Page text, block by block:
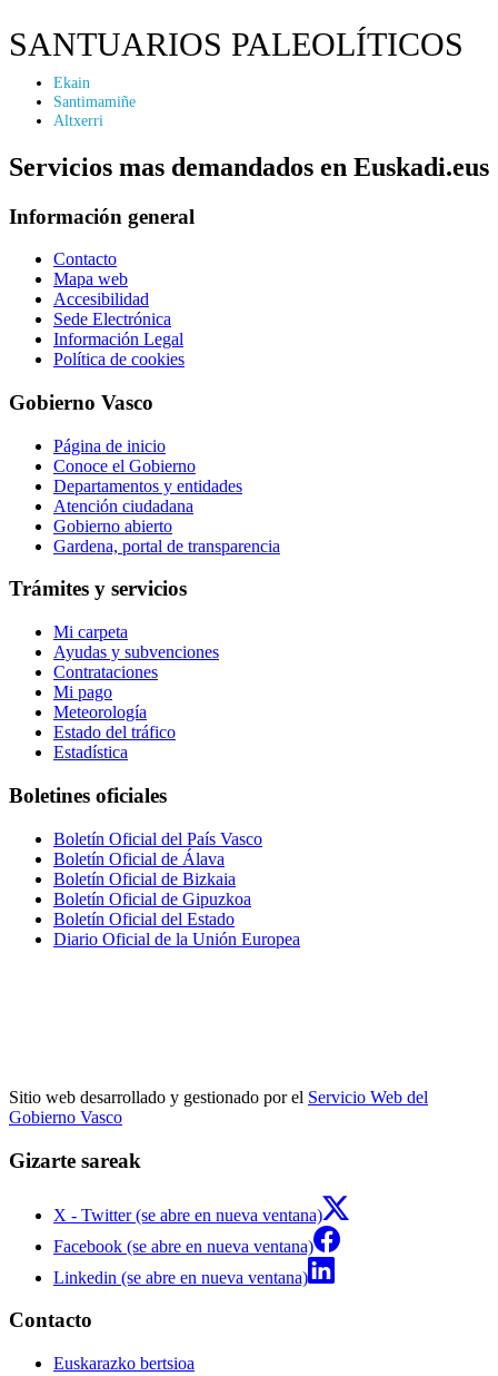
SANTUARIOS PALEOLÍTICOS
Ekain
Santimamiñe
Altxerri
Servicios mas demandados en Euskadi.eus
Información general
Contacto
Mapa web
Accesibilidad
Sede Electrónica
Información Legal
Política de cookies
Gobierno Vasco
Página de inicio
Conoce el Gobierno
Departamentos y entidades
Atención ciudadana
Gobierno abierto
Gardena, portal de transparencia
Trámites y servicios
Mi carpeta
Ayudas y subvenciones
Contrataciones
Mi pago
Meteorología
Estado del tráfico
Estadística
Boletines oficiales
Boletín Oficial del País Vasco
Boletín Oficial de Álava
Boletín Oficial de Bizkaia
Boletín Oficial de Gipuzkoa
Boletín Oficial del Estado
Diario Oficial de la Unión Europea
Sitio web desarrollado y gestionado por el Servicio Web del
Gobierno Vasco
Gizarte sareak
X - Twitter (se abre en nueva ventana)
Facebook (se abre en nueva ventana)
Linkedin (se abre en nueva ventana)
Contacto
Euskarazko bertsioa